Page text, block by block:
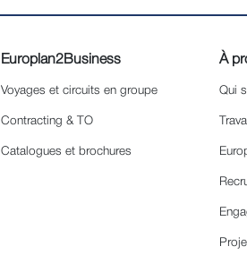
Europlan2Business
Voyages et circuits en groupe
Contracting & TO
Catalogues et brochures
À
Qui